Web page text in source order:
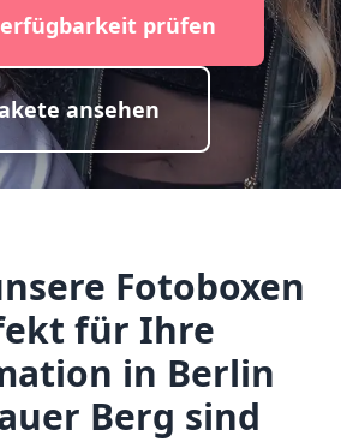
prüfen
ansehen
Fotoboxen
für Ihre
in Berlin
Berg sind